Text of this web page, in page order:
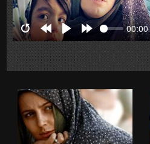
RestartRewind
10s
Play Forward
10s
00:00